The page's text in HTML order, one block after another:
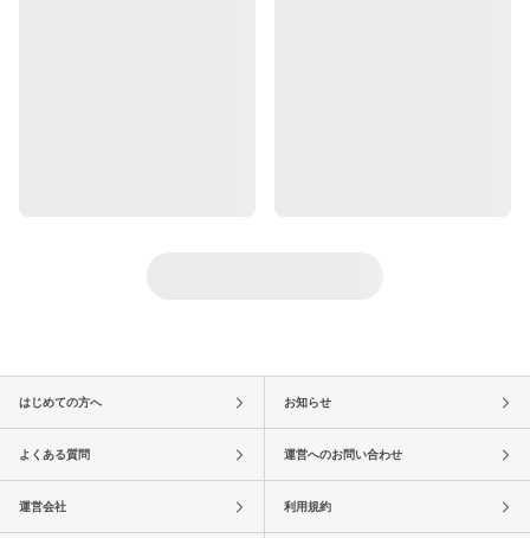
はじめての方へ お知らせ
よくある質問 運営へのお問い合わせ
運営会社 利用規約